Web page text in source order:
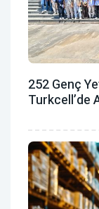
252 Genç
Turkcell’de